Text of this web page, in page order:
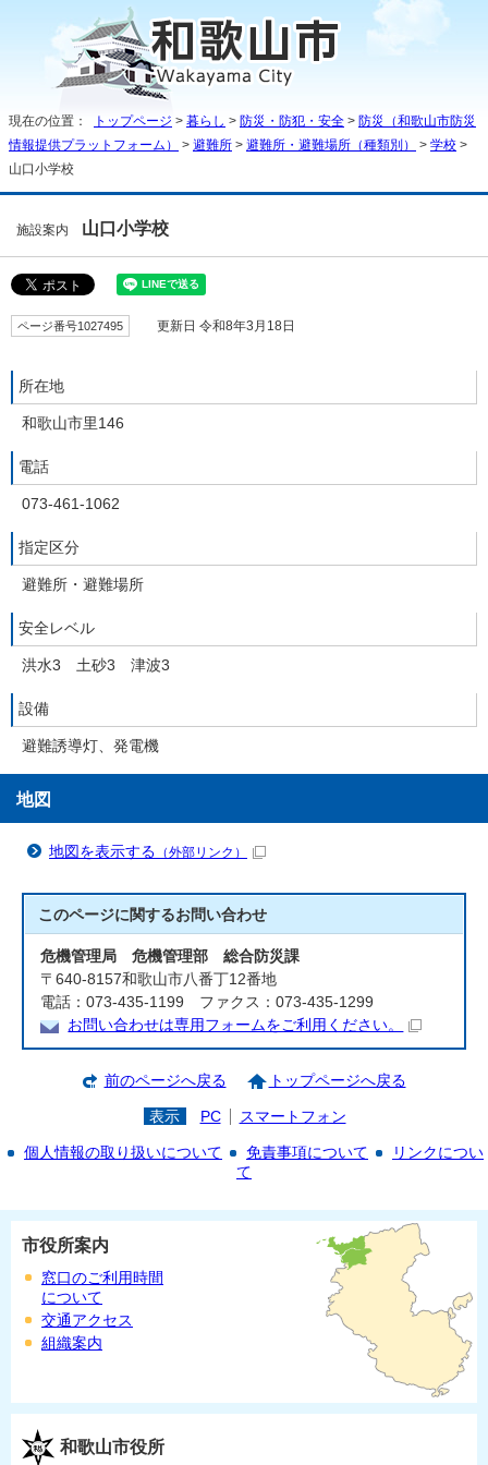
現在の位置： トップページ > 暮らし > 防災・防犯・安全 > 防災（和歌山市防災
情報提供プラットフォーム）
> 避難所 > 避難所・避難場所（種類別） > 学校 >
山口小学校
施設案内 山口小学校
ページ番号1027495 更新日 令和8年3月18日
所在地
和歌山市里146
電話
073-461-1062
指定区分
避難所・避難場所
安全レベル
洪水3 土砂3 津波3
設備
避難誘導灯、発電機
地図
地図を表示する （外部リンク）
このページに関するお問い合わせ
危機管理局 危機管理部 総合防災課
〒640-8157和歌山市八番丁12番地
電話：073-435-1199 ファクス：073-435-1299
お問い合わせは専用フォームをご利用ください。
前のページへ戻る トップページへ戻る
表示 PC スマートフォン
個人情報の取り扱いについて 免責事項について
リンクについ
て
市役所案内
窓口のご利用時間
について
交通アクセス
組織案内
和歌山市役所